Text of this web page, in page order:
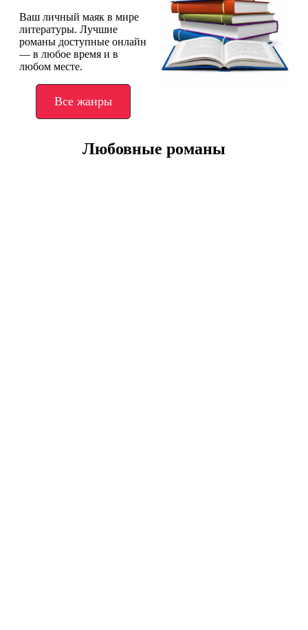
Ваш личный маяк в мире
литературы. Лучшие
романы доступные онлайн
— в любое время и в
любом месте.
Все жанры
Любовные романы